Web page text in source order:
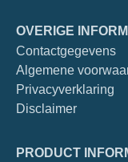
OVERIGE
Contactgegevens
Algemene
Privacyverklaring
Disclaimer
PRODUCT